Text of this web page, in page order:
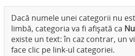
Dacă numele unei categorii nu
limbă, categoria va fi afișată ca
existe un text: în caz contrar, un
face clic pe link-ul categoriei.